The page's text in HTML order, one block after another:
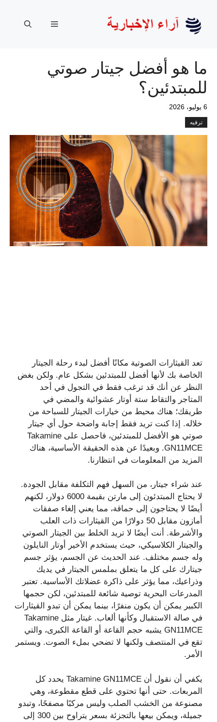
المحتوى
القائمة
ما هو أفضل جيتار صوتي
للمبتدئين؟
6 يوليو، 2026
ترفيه
تعد القيثارات الصوتية مكانًا أفضل لبدء رحلة الجيتار
الخاصة بك لأنها أفضل للمبتدئين بشكل عام. ولكن بغض
النظر عن أنك قد ترغب فقط في التجول في أحد
المتاجر والتقاط ستة أوتار عشوائية والمضي في
طريقك؛ هناك محيط من خيارات الجيتار للسباحة من
خلاله. إذا كنت تريد فقط إجابة واضحة حول أي جيتار
صوتي هو الأفضل للمبتدئين، فاحصل على Takamine
GN11MCE. وبعيدًا عن هذه الحقيقة الأساسية، هناك
المزيد من المعلومات في انتظارنا.
عند شراء جيتار، من السهل فهم التكلفة مقابل الجودة.
لا يحتاج المبتدئون إلى مارتن بقيمة 6000 دولار، لكنهم
أيضًا لا يحتاجون إلى حماقة، مما يعني إلغاء صفقات
أمازون مقابل 50 دولارًا من القيثارات ذات العلب
والأشرطة. أنت أيضًا لا تريد الخلط بين الجيتار الصوتي
والجيتار الكلاسيكي، حيث يستخدم الأخير أوتار النايلون
وله جسم مختلف. عند الحديث عن الجسم، يؤثر جسم
جيتارك على كل ما يتعلق بملمس الجيتار في يديك
وذراعيك، مما يؤثر على ذاكرة عضلاتك الأساسية. تعتبر
المدرعات البحرية توصية شائعة للمبتدئين، لكن حجمها
الكبير يمكن أن يكون منفرًا، بينما يمكن أن تبدو القيثارات
في صالة الاستقبال وكأنها ألعاب. غيتار مثل Takamine
GN11MCE يشبه حجم القاعة أو القاعة الكبرى، والتي
تقع في المنتصف ولكنها لا تضحي بملء الصوت. ويستمر
الأمر.
يكفي أن نقول أن Takamine GN11MCE يحدد كل
المربعات. حتى أنها تحتوي على قطع مقطوعة، وهي
مصنوعة من الخشب الصلب وليس مركبًا مصفحًا، وتبدو
جميلة، ويمكن بيعها بالتجزئة بسعر يتراوح بين 300 إلى